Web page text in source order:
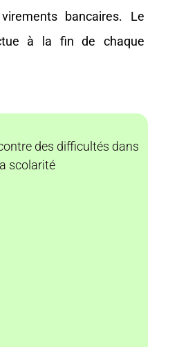
bancaires. Le
à la fin de chaque
des difficultés dans
scolarité